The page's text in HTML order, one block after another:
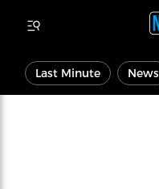
Last Minute News